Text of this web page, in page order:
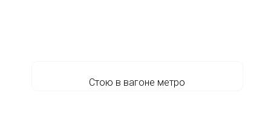
Cтою в вагоне метро